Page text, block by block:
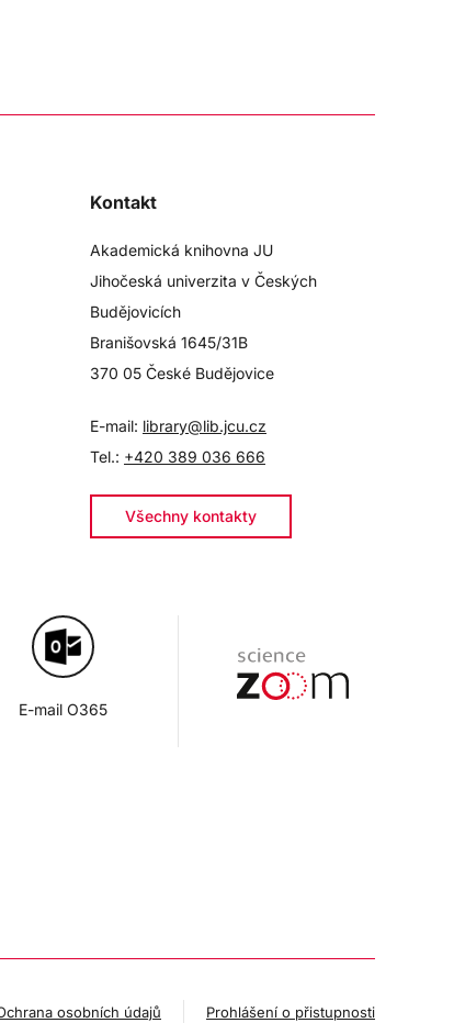
Kontakt
Akademická knihovna JU
Jihočeská univerzita v Českých
Budějovicích
Branišovská 1645/31B
370 05 České Budějovice
E-mail: library@lib.jcu.cz
Tel.: +420 389 036 666
Všechny kontakty
E-mail O365
osobních údajů Prohlášení o přistupnosti